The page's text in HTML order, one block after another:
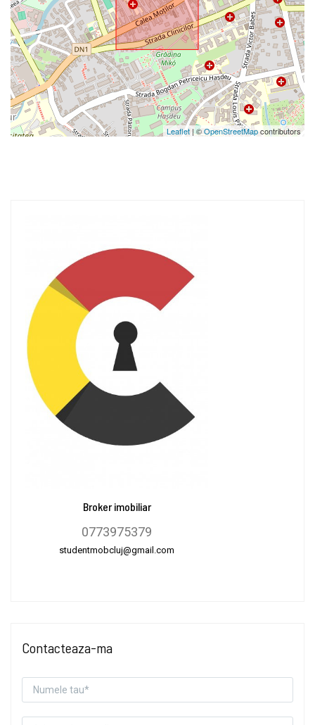
Leaflet | ©OpenStreetMapcontributors
Broker imobiliar
0773975379
studentmobcluj@gmail.com
Contacteaza-ma